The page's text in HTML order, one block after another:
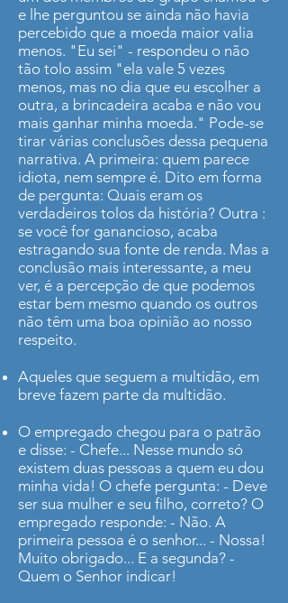
e lhe perguntou se ainda não havia
percebido que a moeda maior valia
menos. "Eu sei" - respondeu o não
tão tolo assim "ela vale 5 vezes
menos, mas no dia que eu escolher a
outra, a brincadeira acaba e não vou
mais ganhar minha moeda." Pode-se
tirar várias conclusões dessa pequena
narrativa. A primeira: quem parece
idiota, nem sempre é. Dito em forma
de pergunta: Quais eram os
verdadeiros tolos da história? Outra :
se você for ganancioso, acaba
estragando sua fonte de renda. Mas a
conclusão mais interessante, a meu
ver, é a percepção de que podemos
estar bem mesmo quando os outros
não têm uma boa opinião ao nosso
respeito.
Aqueles que seguem a multidão, em
breve fazem parte da multidão.
O empregado chegou para o patrão
e disse: - Chefe... Nesse mundo só
existem duas pessoas a quem eu dou
minha vida! O chefe pergunta: - Deve
ser sua mulher e seu filho, correto? O
empregado responde: - Não. A
primeira pessoa é o senhor... - Nossa!
Muito obrigado... E a segunda? -
Quem o Senhor indicar!